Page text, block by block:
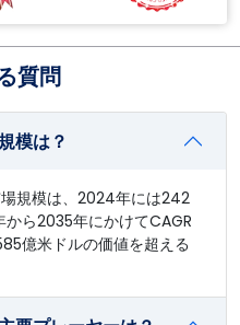
質問
模は？
規模は、2024年には242
ら2035年にかけてCAGR
億米ドルの価値を超える